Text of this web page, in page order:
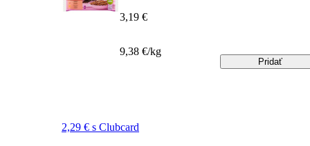
2,29 € s Clubcard
3,19 €
9,38 €/kg
Pridať